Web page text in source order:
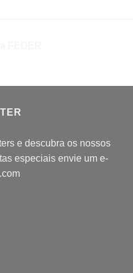
e descubra os nossos
especiais envie um e-